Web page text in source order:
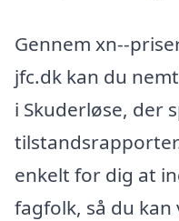
Gennem xn--
jfc.dk kan du
i Skuderløse, der
enkelt for dig at
fagfolk, så du